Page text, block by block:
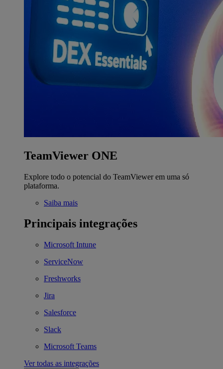
TeamViewer ONE
Explore todo o potencial do TeamViewer em uma só
plataforma.
Saiba mais
Principais integrações
Microsoft Intune
ServiceNow
Freshworks
Jira
Salesforce
Slack
Microsoft Teams
Ver todas as integrações